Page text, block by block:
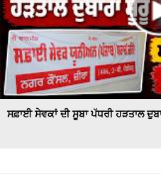
ਸਫ਼ਾਈ ਸੇਵਕਾਂ ਦੀ ਸੂਬਾ ਪੱਧਰੀ ਹੜਤਾਲ